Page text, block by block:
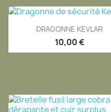
Aperçu rapide
DRAGONNE KEVLAR
10,00 €